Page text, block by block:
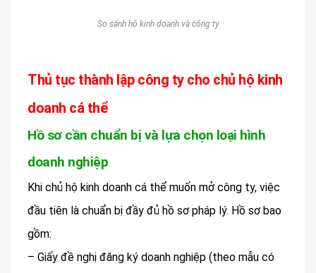
So sánh hộ kinh doanh và công ty
Thủ tục thành lập công ty cho chủ hộ kinh
doanh cá thể
Hồ sơ cần chuẩn bị và lựa chọn loại hình
doanh nghiệp
Khi chủ hộ kinh doanh cá thể muốn mở công ty, việc
đầu tiên là chuẩn bị đầy đủ hồ sơ pháp lý. Hồ sơ bao
gồm:
– Giấy đề nghị đăng ký doanh nghiệp (theo mẫu có